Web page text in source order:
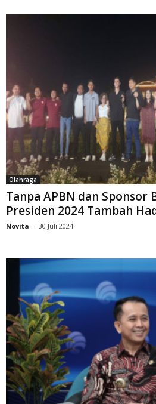
Olahraga
Tanpa APBN dan Sponsor
Presiden 2024 Tambah
Novita - 30 Juli 2024